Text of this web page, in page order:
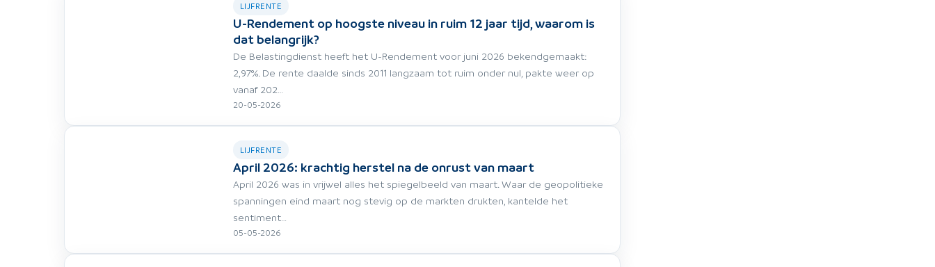
LIJFRENTE
U-Rendement op hoogste niveau in ruim 12 jaar tijd, waarom is
dat belangrijk?
De Belastingdienst heeft het U-Rendement voor juni 2026 bekendgemaakt:
2,97%. De rente daalde sinds 2011 langzaam tot ruim onder nul, pakte weer op
vanaf 202…
20-05-2026
LIJFRENTE
April 2026: krachtig herstel na de onrust van maart
April 2026 was in vrijwel alles het spiegelbeeld van maart. Waar de geopolitieke
spanningen eind maart nog stevig op de markten drukten, kantelde het
sentiment…
05-05-2026